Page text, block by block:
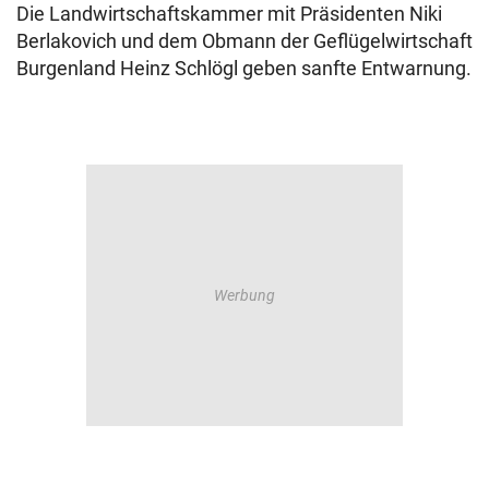
Die Landwirtschaftskammer mit Präsidenten Niki
Berlakovich und dem Obmann der Geflügelwirtschaft
Burgenland Heinz Schlögl geben sanfte Entwarnung.